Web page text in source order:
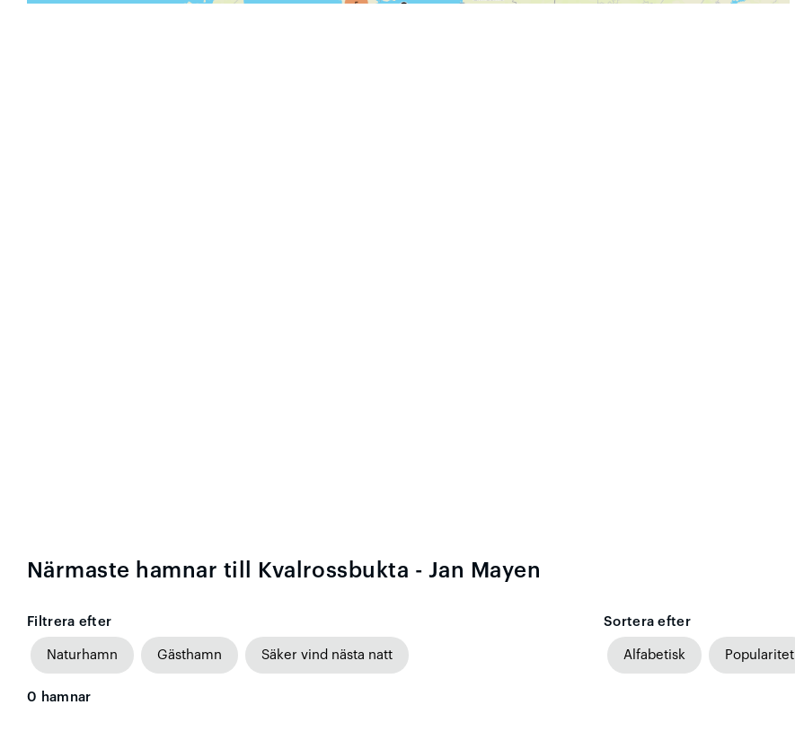
Närmaste hamnar till Kvalrossbukta - Jan Mayen
Filtrera efter
Naturhamn Gästhamn Säker vind nästa natt
Sortera efter
Alfabetisk Popularitet
0 hamnar